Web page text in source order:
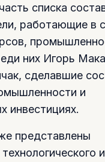
списка
работающие в
них Игорь
сделавшие
и
инвестициях.
представлены
и